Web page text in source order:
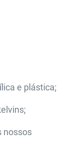
e plástica;
nossos